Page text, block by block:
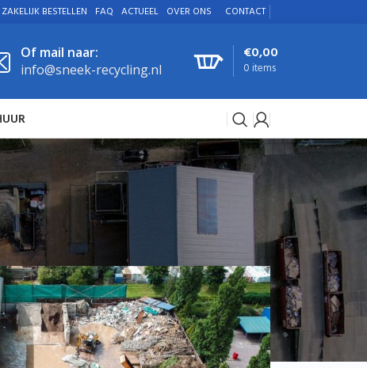
ZAKELIJK BESTELLEN FAQ ACTUEEL OVER ONS CONTACT
Of mail naar:
info@sneek-recycling.nl
0 items
€0,00